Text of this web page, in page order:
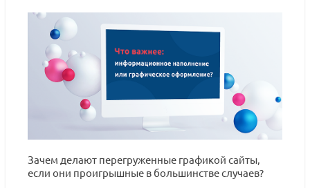
Зачем делают перегруженные графикой сайты,
если они проигрышные в большинстве случаев?